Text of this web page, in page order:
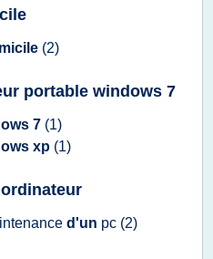
(2)
portable windows 7
7 (1)
xp (1)
d'un pc (2)